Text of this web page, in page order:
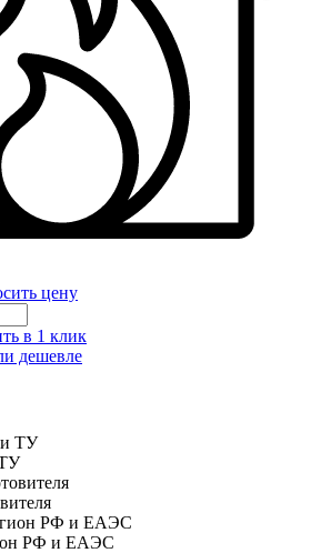
цену
в 1 клик
дешевле
РФ и ЕАЭС